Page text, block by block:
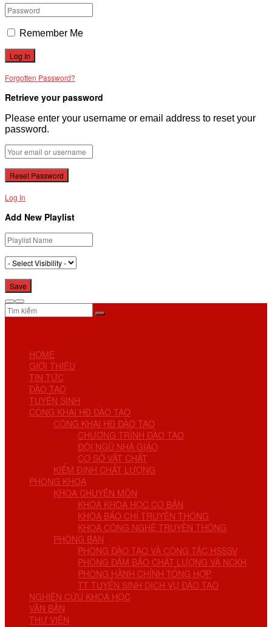
Remember Me
Forgotten Password?
Retrieve your password
Please enter your username or email address to reset your
password.
Log In
Add New Playlist
HOME
GIỚI THIỆU
TIN TỨC
ĐÀO TẠO
TUYỂN SINH
CÔNG KHAI HĐ ĐÀO TẠO
CÔNG KHAI HĐ ĐÀO TẠO
CHƯƠNG TRÌNH ĐÀO TẠO
ĐỘI NGŨ NHÀ GIÁO
CƠ SỞ VẬT CHẤT
KIỂM ĐỊNH CHẤT LƯỢNG
PHÒNG KHOA
KHOA CHUYÊN MÔN
KHOA KHOA HỌC CƠ BẢN
KHOA BÁO CHÍ TRUYỀN THÔNG
KHOA CÔNG NGHỆ TRUYỀN THÔNG
PHÒNG BAN
PHÒNG ĐÀO TẠO VÀ CÔNG TÁC HSSSV
PHÒNG ĐẢM BẢO CHẤT LƯỢNG VÀ NCKH
PHÒNG HÀNH CHÍNH TỔNG HỢP
TT TUYỂN SINH DỊCH VỤ ĐÀO TẠO
NGHIÊN CỨU KHOA HỌC
VĂN BẢN
THƯ VIỆN